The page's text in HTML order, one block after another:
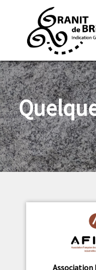
Association